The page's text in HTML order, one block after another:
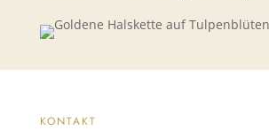
KONTAKT